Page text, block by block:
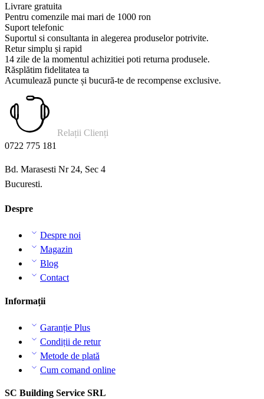
Livrare gratuita
Pentru comenzile mai mari de 1000 ron
Suport telefonic
Suportul si consultanta in alegerea produselor potrivite.
Retur simplu și rapid
14 zile de la momentul achizitiei poti returna produsele.
Răsplătim fidelitatea ta
Acumulează puncte și bucură-te de recompense exclusive.
Relații Clienți
0722 775 181
Bd. Marasesti Nr 24, Sec 4
Bucuresti.
Despre
Despre noi
Magazin
Blog
Contact
Informații
Garanție Plus
Condiții de retur
Metode de plată
Cum comand online
SC Building Service SRL